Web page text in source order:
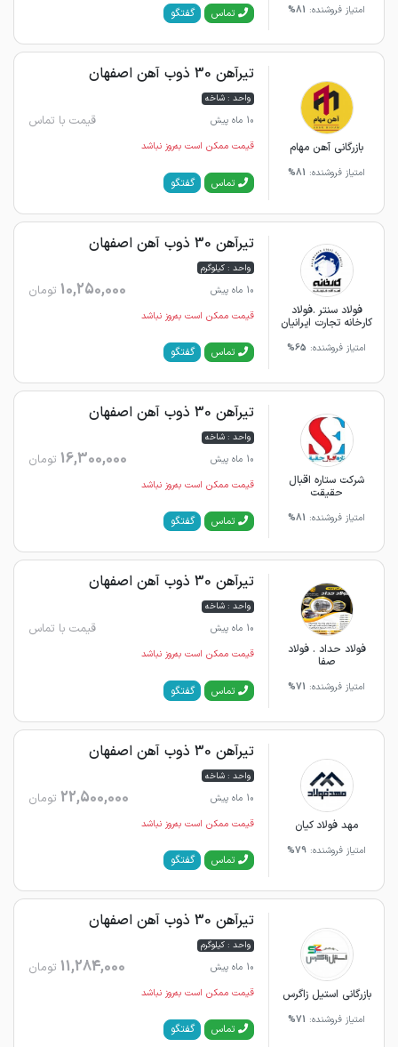
امتیاز فروشنده: 81% تماس گفتگو
بازرگانی آهن مهام
امتیاز فروشنده: 81%
تیرآهن 30 ذوب آهن اصفهان
واحد : شاخه
10 ماه پیش
قیمت با تماس
قیمت ممکن است به‌روز نباشد
تماس گفتگو
فولاد سنتر .فولاد
کارخانه تجارت ایرانیان
امتیاز فروشنده: 65%
تیرآهن 30 ذوب آهن اصفهان
واحد : کیلوگرم
10 ماه پیش
10,250,000 تومان
قیمت ممکن است به‌روز نباشد
تماس گفتگو
شرکت ستاره اقبال
حقیقت
امتیاز فروشنده: 81%
تیرآهن 30 ذوب آهن اصفهان
واحد : شاخه
10 ماه پیش
16,300,000 تومان
قیمت ممکن است به‌روز نباشد
تماس گفتگو
فولاد حداد . فولاد
صفا
امتیاز فروشنده: 71%
تیرآهن 30 ذوب آهن اصفهان
واحد : شاخه
10 ماه پیش
قیمت با تماس
قیمت ممکن است به‌روز نباشد
تماس گفتگو
مهد فولاد کیان
امتیاز فروشنده: 79%
تیرآهن 30 ذوب آهن اصفهان
واحد : شاخه
10 ماه پیش
22,500,000 تومان
قیمت ممکن است به‌روز نباشد
تماس گفتگو
بازرگانی استیل زاگرس
امتیاز فروشنده: 71%
تیرآهن 30 ذوب آهن اصفهان
واحد : کیلوگرم
10 ماه پیش
11,284,000 تومان
قیمت ممکن است به‌روز نباشد
تماس گفتگو